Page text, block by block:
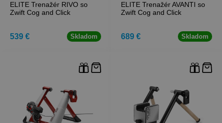
ELITE Trenažér RIVO so
Zwift Cog and Click
539 € Skladom
ELITE Trenažér AVANTI so
Zwift Cog and Click
689 € Skladom